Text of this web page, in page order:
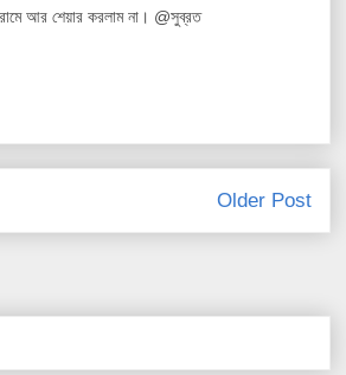
আর শেয়ার করলাম না। @সুব্রত
Older Post